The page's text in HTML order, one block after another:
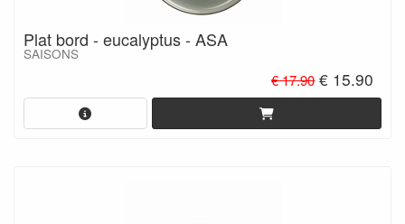
Plat bord - eucalyptus - ASA
SAISONS
€ 17.90€ 15.90